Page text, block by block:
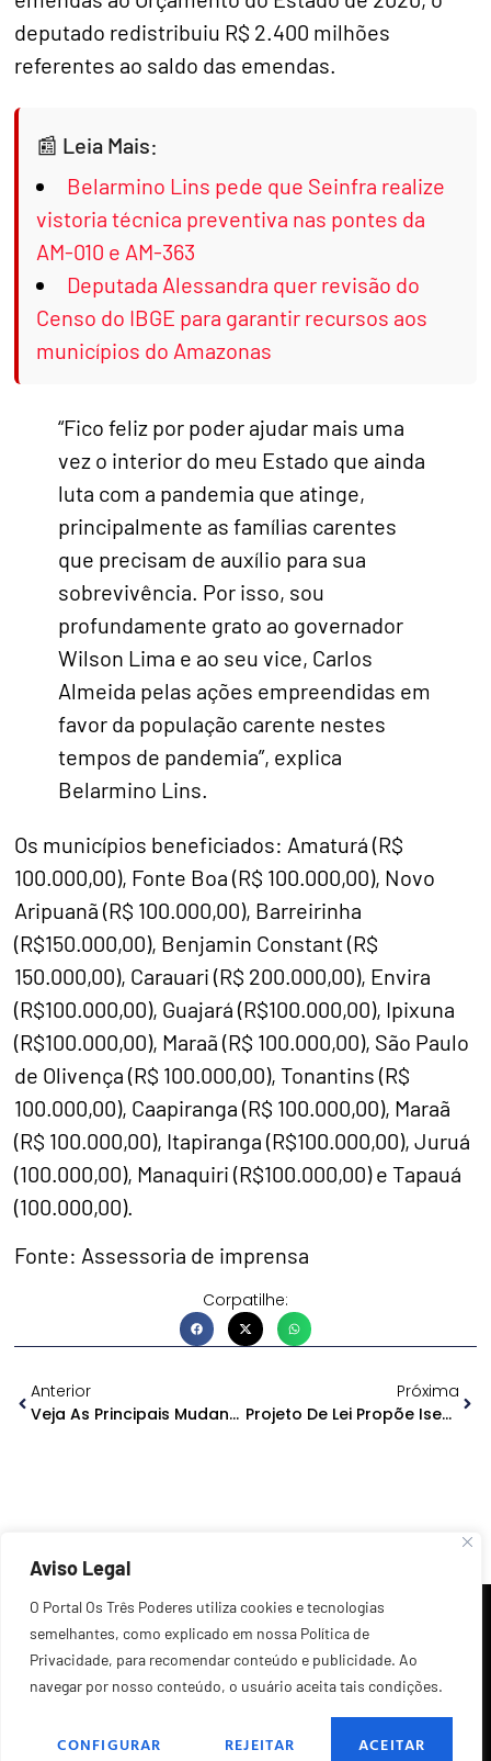
Aviso Legal
O Portal Os Três Poderes utiliza cookies e tecnologias
semelhantes, como explicado em nossa Política de
Privacidade, para recomendar conteúdo e publicidade. Ao
navegar por nosso conteúdo, o usuário aceita tais condições.
CONFIGURAR REJEITAR ACEITAR
deputado redistribuiu R$ 2.400 milhões
referentes ao saldo das emendas.
Leia Mais:
Belarmino Lins pede que Seinfra realize
vistoria técnica preventiva nas pontes da
AM-010 e AM-363
Deputada Alessandra quer revisão do
Censo do IBGE para garantir recursos aos
municípios do Amazonas
“Fico feliz por poder ajudar mais uma
vez o interior do meu Estado que ainda
luta com a pandemia que atinge,
principalmente as famílias carentes
que precisam de auxílio para sua
sobrevivência. Por isso, sou
profundamente grato ao governador
Wilson Lima e ao seu vice, Carlos
Almeida pelas ações empreendidas em
favor da população carente nestes
tempos de pandemia”, explica
Belarmino Lins.
Os municípios beneficiados: Amaturá (R$
100.000,00), Fonte Boa (R$ 100.000,00), Novo
Aripuanã (R$ 100.000,00), Barreirinha
(R$150.000,00), Benjamin Constant (R$
150.000,00), Carauari (R$ 200.000,00), Envira
(R$100.000,00), Guajará (R$100.000,00), Ipixuna
(R$100.000,00), Maraã (R$ 100.000,00), São Paulo
de Olivença (R$ 100.000,00), Tonantins (R$
100.000,00), Caapiranga (R$ 100.000,00), Maraã
(R$ 100.000,00), Itapiranga (R$100.000,00), Juruá
(100.000,00), Manaquiri (R$100.000,00) e Tapauá
(100.000,00).
Fonte: Assessoria de imprensa
Corpatilhe:
Anterior
Veja As Principais Mudanças No Novo Marco Legal Do Saneamento
Próxima
Projeto De Lei Propõe Isenção De ICMS Sobre Medicamento Para Atrofia Muscular Espinhal
©2026 Todos os Direitos Reservados.